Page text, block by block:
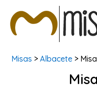
BUSCAR MISAS
Misas > Albacete >